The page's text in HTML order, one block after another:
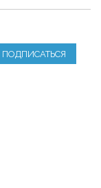
ПОДПИСАТЬСЯ